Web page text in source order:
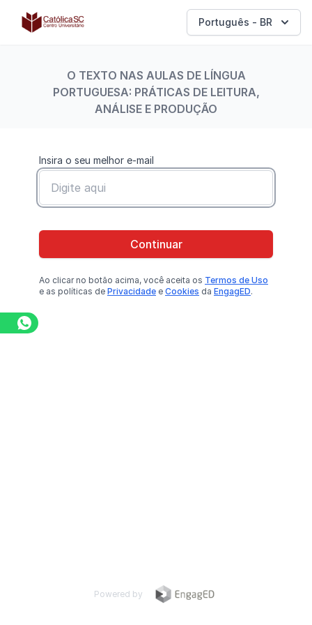
Católica SC | Experts Português - BR
O TEXTO NAS AULAS DE LÍNGUA
PORTUGUESA: PRÁTICAS DE LEITURA,
ANÁLISE E PRODUÇÃO
Insira o seu melhor e-mail
Continuar
Ao clicar no botão acima, você aceita os Termos de Uso
e as políticas de Privacidade e Cookies da EngagED.
Powered by